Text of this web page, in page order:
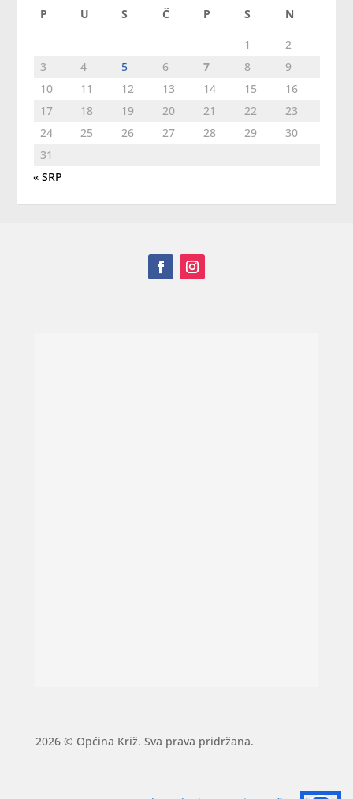
P U S Č P S N
1
2
3
4 5 6 7 8
9
10
11 12 13 14 15
16
17
18 19 20 21 22
23
24
25 26 27 28 29
30
31
« SRP
2026 © Općina Križ. Sva prava pridržana.